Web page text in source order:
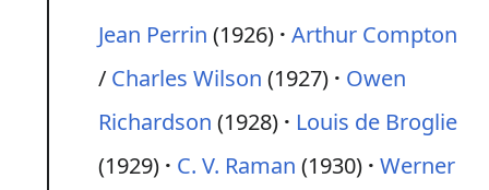
Jean Perrin (1926) Arthur Compton
/ Charles Wilson (1927)
Owen
Richardson (1928)
Louis de Broglie
(1929)
C. V. Raman (1930) Werner